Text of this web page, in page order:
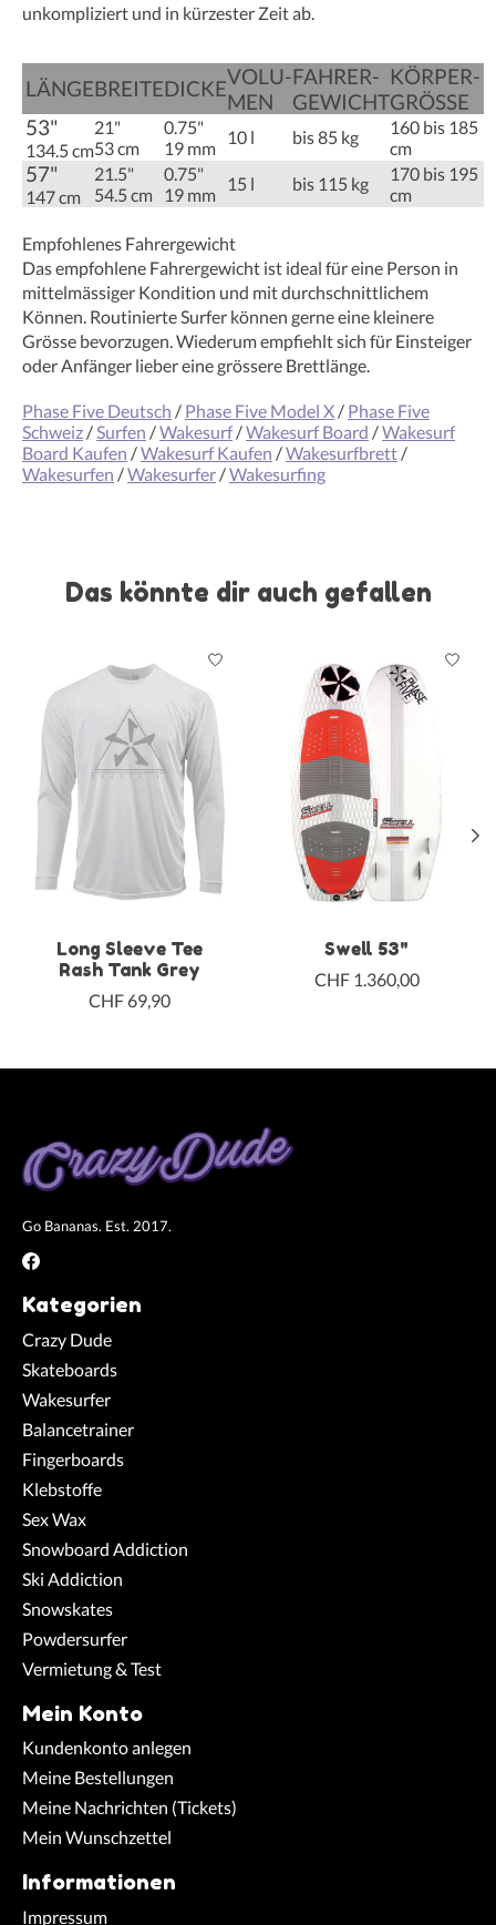
unkompliziert und in kürzester Zeit ab.
LÄNGEBREITEDICKEVOLU­­
MEN
FAHRER­
GEWICHT
KÖRPER­
GRÖSSE
53"
134.5 cm
21"
53 cm
0.75"
19 mm
10 l bis 85 kg
160 bis 185
cm
57"
147 cm
21.5"
54.5 cm
0.75"
19 mm
15 l bis 115 kg
170 bis 195
cm
Empfohlenes Fahrergewicht
Das empfohlene Fahrergewicht ist ideal für eine Person in
mittelmässiger Kondition und mit durchschnittlichem
Können. Routinierte Surfer können gerne eine kleinere
Grösse bevorzugen. Wiederum empfiehlt sich für Einsteiger
oder Anfänger lieber eine grössere Brettlänge.
Phase Five Deutsch / Phase Five Model X / Phase Five
Schweiz / Surfen /Wakesurf/Wakesurf Board /Wakesurf
Board Kaufen /Wakesurf Kaufen /Wakesurfbrett /
Wakesurfen /Wakesurfer /Wakesurfing
Das könnte dir auch gefallen
Produkt-Karussell-Artikel
Long Sleeve Tee
Rash Tank Grey
CHF 69,90
Swell 53"
CHF 1.360,00
Go Bananas. Est. 2017.
Kategorien
Crazy Dude
Skateboards
Wakesurfer
Balancetrainer
Fingerboards
Klebstoffe
Sex Wax
Snowboard Addiction
Ski Addiction
Snowskates
Powdersurfer
Vermietung & Test
Mein Konto
Kundenkonto anlegen
Meine Bestellungen
Meine Nachrichten (Tickets)
Mein Wunschzettel
Informationen
Impressum